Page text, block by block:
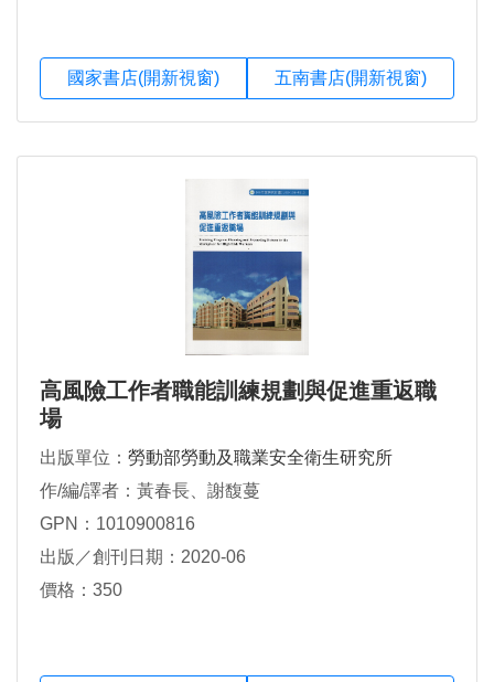
國家書店(開新視窗) 五南書店(開新視窗)
高風險工作者職能訓練規劃與促進重返職
場
出版單位： 勞動部勞動及職業安全衛生研究所
作/編/譯者：黃春長、謝馥蔓
GPN：1010900816
出版／創刊日期：2020-06
價格：350